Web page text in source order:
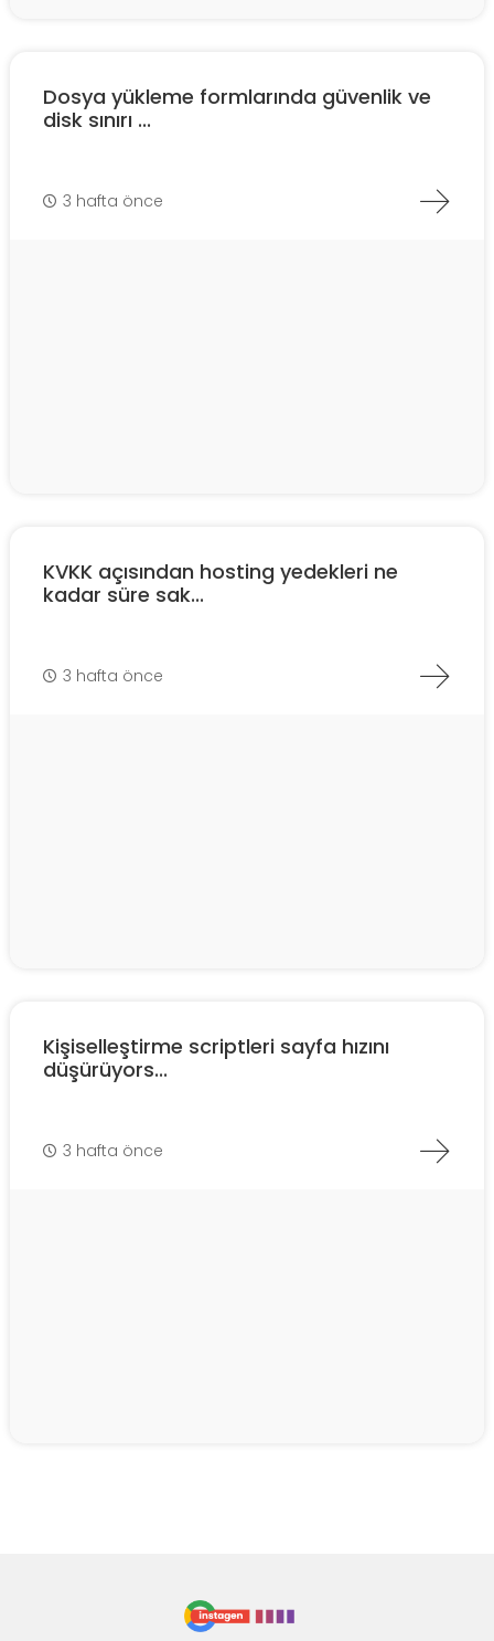
Dosya yükleme formlarında güvenlik ve
disk sınırı ...
3 hafta önce
KVKK açısından hosting yedekleri ne
kadar süre sak...
3 hafta önce
Kişiselleştirme scriptleri sayfa hızını
düşürüyors...
3 hafta önce